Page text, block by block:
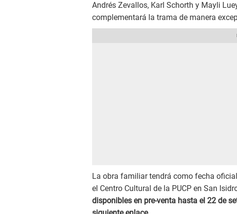
Andrés Zevallos, Karl Schorth y Mayli
complementará la trama de manera
La obra familiar tendrá como fecha
el Centro Cultural de la PUCP en San
disponibles en pre-venta hasta el 22 de